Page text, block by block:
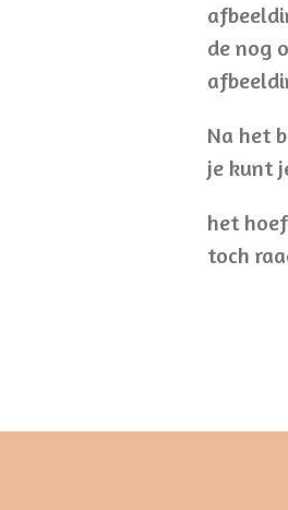
de nog
Na het
je kunt
het
toch